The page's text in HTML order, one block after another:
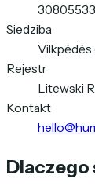
Siedziba
Vilkpėdės
Rejestr
Litewski
Kontakt
Dlaczego